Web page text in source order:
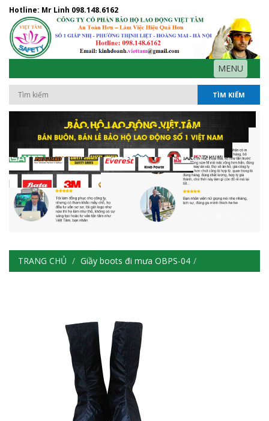
Hotline: Mr Linh 098.148.6162
MENU
TÌM KIẾM
TRANG CHỦ Giầy boots đi mưa OBPS-04